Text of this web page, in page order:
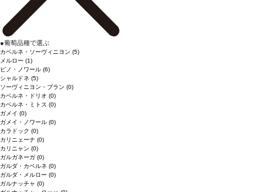
●葡萄品種で選ぶ
カベルネ・ソーヴィニヨン (5)
メルロー (1)
ピノ・ノワール (6)
シャルドネ (5)
ソーヴィニヨン・ブラン (0)
カベルネ・ドリオ (0)
カベルネ・ミトス (0)
ガメイ (0)
ガメイ・ノワール (0)
カラドック (0)
カリニェーナ (0)
カリニャン (0)
ガルガネーガ (0)
ガルダ・カベルネ (0)
ガルダ・メルロー (0)
ガルナッチャ (0)